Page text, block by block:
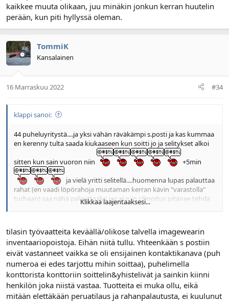
kaikkee muuta olikaan, juu minäkin jonkun kerran huutelin
perään, kun piti hyllyssä oleman.
TommiK
Kansalainen
16 Marraskuu 2022 #34
klappi sanoi:
44 puheluyritystä....ja yksi vähän räväkämpi s.posti ja kas kummaa
en kerenny tulta saada kiukaaseen kun soitti jo ja selitykset alkoi
sitten kun sain vuoron niin
+5min
ja vielä yritti selitellä....huomenna lupas palauttaa
rahat (en vaadi löpörahoja muutaman kerran kävin "varastolla"
turhaan) saa nähä palauttaako jos ei niin r.ilmoitus pitänee tehdä
Klikkaa laajentaaksesi...
tilasin työvaatteita keväällä/olikose talvella imagewearin
inventaariopoistoja. Eihän niitä tullu. Yhteenkään s postiin
eivät vastanneet vaikka se oli ensijainen kontaktikanava (puh
numeroa ei edes tarjottu mihin soittaa), puhelimella
konttorista konttoriin soittelin&yhistelivät ja sainkin kiinni
henkilön joka niistä vastaa. Tuotteita ei muka ollu, eikä
mitään elettäkään peruatilaus ja rahanpalautusta, ei kuulunut